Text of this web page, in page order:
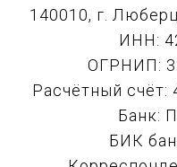
140010, г.
ИНН:
ОГРНИП:
Расчётный счёт:
Банк:
БИК